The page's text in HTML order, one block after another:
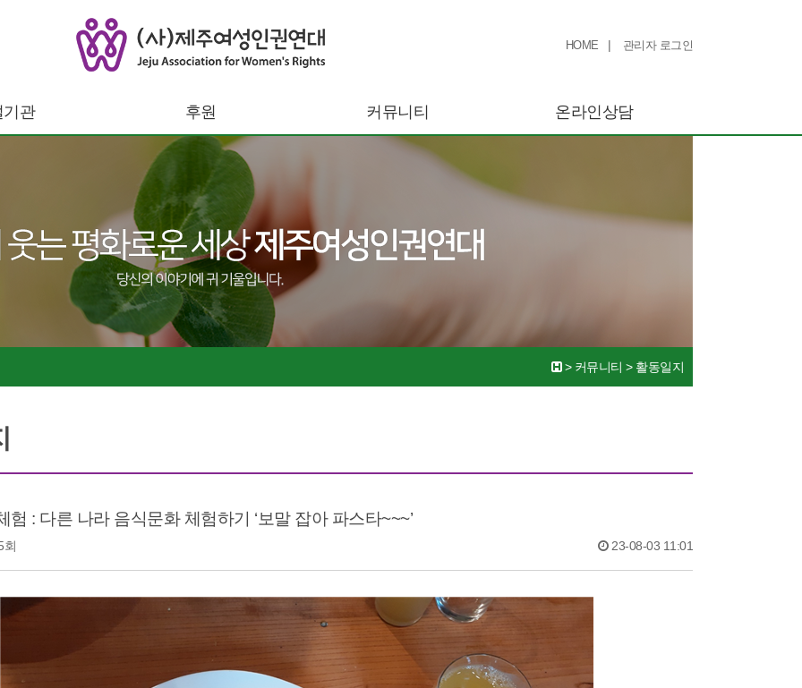
HOME | 관리자 로그인
기관 후원 커뮤니티 온라인상담
> 커뮤니티 > 활동일지
험 : 다른 나라 음식문화 체험하기 ‘보말 잡아 파스타~~~’
회 23-08-03 11:01